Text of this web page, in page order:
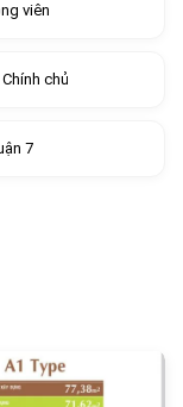
viên
Chính chủ
7